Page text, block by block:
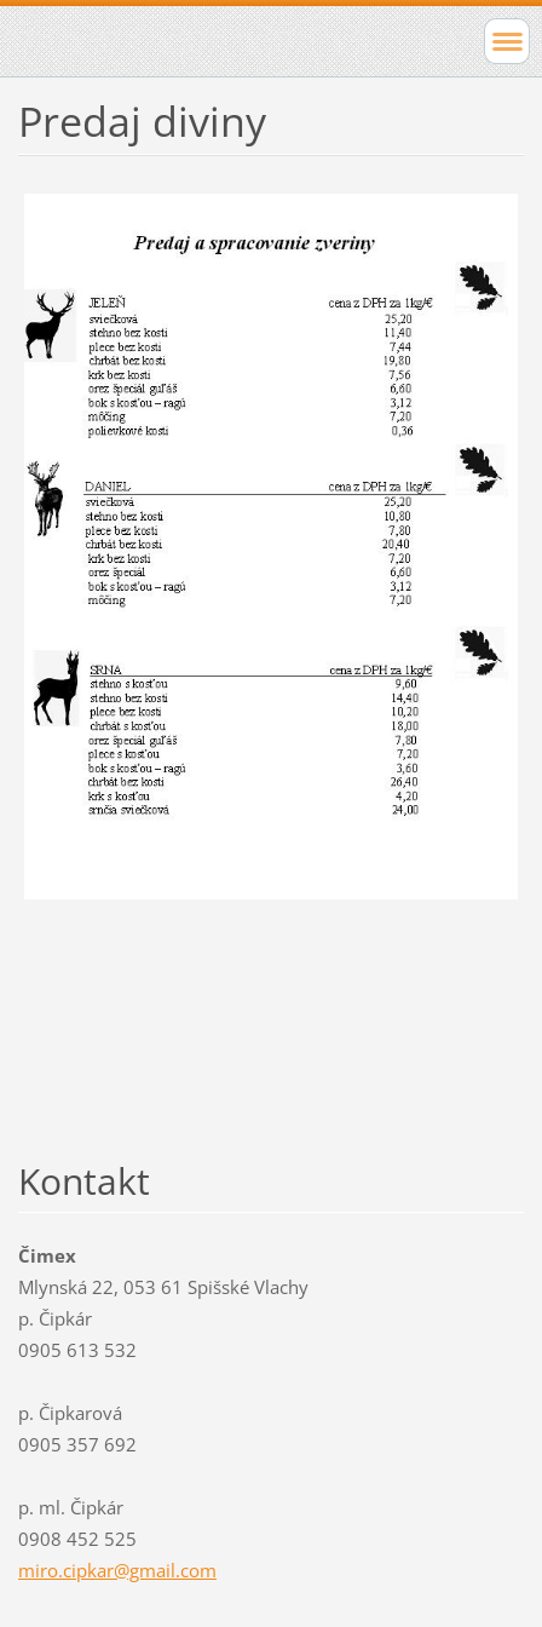
Predaj diviny
Kontakt
Čimex
Mlynská 22, 053 61 Spišské Vlachy
p. Čipkár
0905 613 532
p. Čipkarová
0905 357 692
p. ml. Čipkár
0908 452 525
miro.cipkar@gmail.com